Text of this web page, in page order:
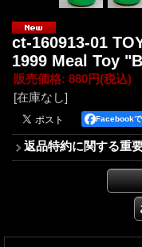
ct-160913-01
1999 Meal Toy
販売価格: 880円(税込)
[在庫なし]
Facebook
返品特約に関する重